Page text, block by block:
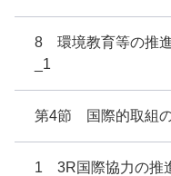
8 環境教育等の推
_1
第4節 国際的取組
1 3R国際協力の推